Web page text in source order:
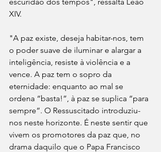
XIV.
"A paz existe, deseja habitar-nos, tem
o poder suave de iluminar e alargar a
inteligência, resiste à violência e a
vence. A paz tem o sopro da
eternidade: enquanto ao mal se
ordena “basta!”, à paz se suplica “para
sempre”. O Ressuscitado introduziu-
nos neste horizonte. É neste sentir que
vivem os promotores da paz que, no
drama daquilo que o Papa Francisco